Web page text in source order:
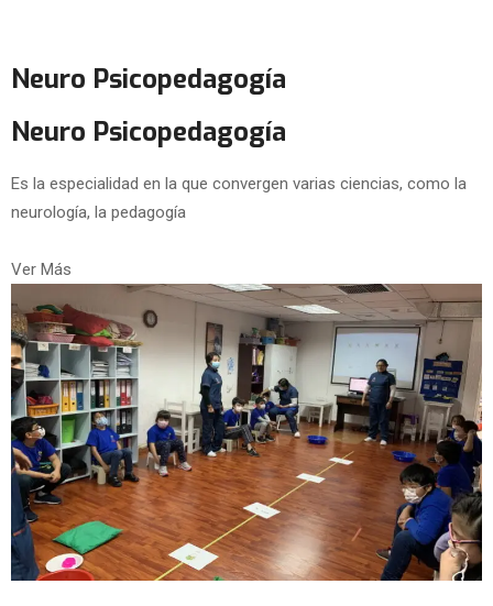
Neuro Psicopedagogía
Neuro Psicopedagogía
Es la especialidad en la que convergen varias ciencias, como la
neurología, la pedagogía
Ver Más